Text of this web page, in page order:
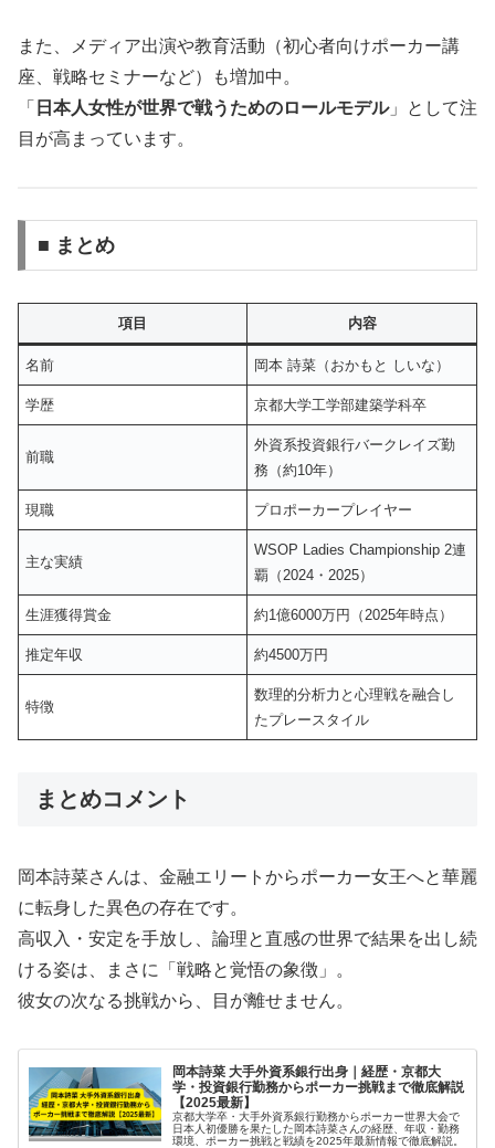
また、メディア出演や教育活動（初心者向けポーカー講
座、戦略セミナーなど）も増加中。
「 日本人女性が世界で戦うためのロールモデル」として注
目が高まっています。
■ まとめ
項目 内容
名前 岡本 詩菜（おかもと しいな）
学歴 京都大学工学部建築学科卒
前職
外資系投資銀行バークレイズ勤
務（約10年）
現職 プロポーカープレイヤー
主な実績
WSOP Ladies Championship 2連
覇（2024・2025）
生涯獲得賞金 約1億6000万円（2025年時点）
推定年収 約4500万円
特徴
数理的分析力と心理戦を融合し
たプレースタイル
まとめコメント
岡本詩菜さんは、金融エリートからポーカー女王へと華麗
に転身した異色の存在です。
高収入・安定を手放し、論理と直感の世界で結果を出し続
ける姿は、まさに「戦略と覚悟の象徴」。
彼女の次なる挑戦から、目が離せません。
岡本詩菜 大手外資系銀行出身｜経歴・京都大
学・投資銀行勤務からポーカー挑戦まで徹底解説
【2025最新】
京都大学卒・大手外資系銀行勤務からポーカー世界大会で
日本人初優勝を果たした岡本詩菜さんの経歴、年収・勤務
環境、ポーカー挑戦と戦績を2025年最新情報で徹底解説。